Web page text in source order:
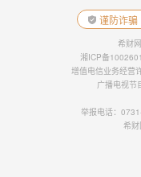
谨防诈骗
希财
湘ICP备
增值电信业务经营
广播电视节
举报电话：
希